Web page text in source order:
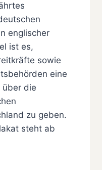
englischer
ist es,
sowie
eine
über die
zu geben.
steht ab